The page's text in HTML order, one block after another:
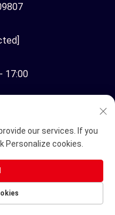
17:00
-
Elétrico de Mobilidade
our services. If you
Personalize cookies.